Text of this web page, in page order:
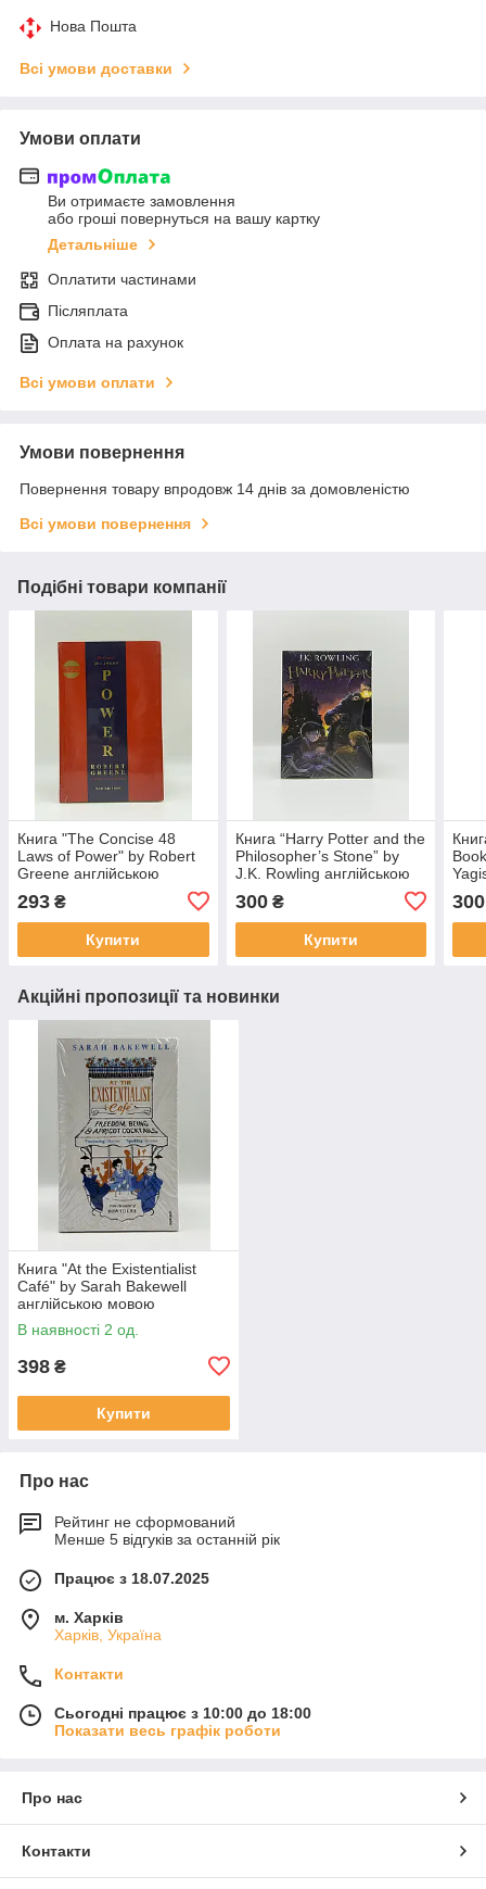
Нова Пошта
Всі умови доставки
Умови оплати
Ви отримаєте замовлення
або гроші повернуться на вашу картку
Детальніше
Оплатити частинами
Післяплата
Оплата на рахунок
Всі умови оплати
Умови повернення
Повернення товару впродовж 14 днів за домовленістю
Всі умови повернення
Подібні товари компанії
Книга "The Concise 48
Laws of Power" by Robert
Greene англійською
293 ₴
Купити
Книга “Harry Potter and the
Philosopher’s Stone” by
J.K. Rowling англійською
300₴
Купити
300
Акційні пропозиції та новинки
Книга "At the Existentialist
Café" by Sarah Bakewell
англійською мовою
В наявності 2 од.
398 ₴
Купити
Про нас
Рейтинг не сформований
Менше 5 відгуків за останній рік
Працює з 18.07.2025
м. Харків
Харків, Україна
Контакти
Сьогодні працює з 10:00 до 18:00
Показати весь графік роботи
Про нас
Контакти